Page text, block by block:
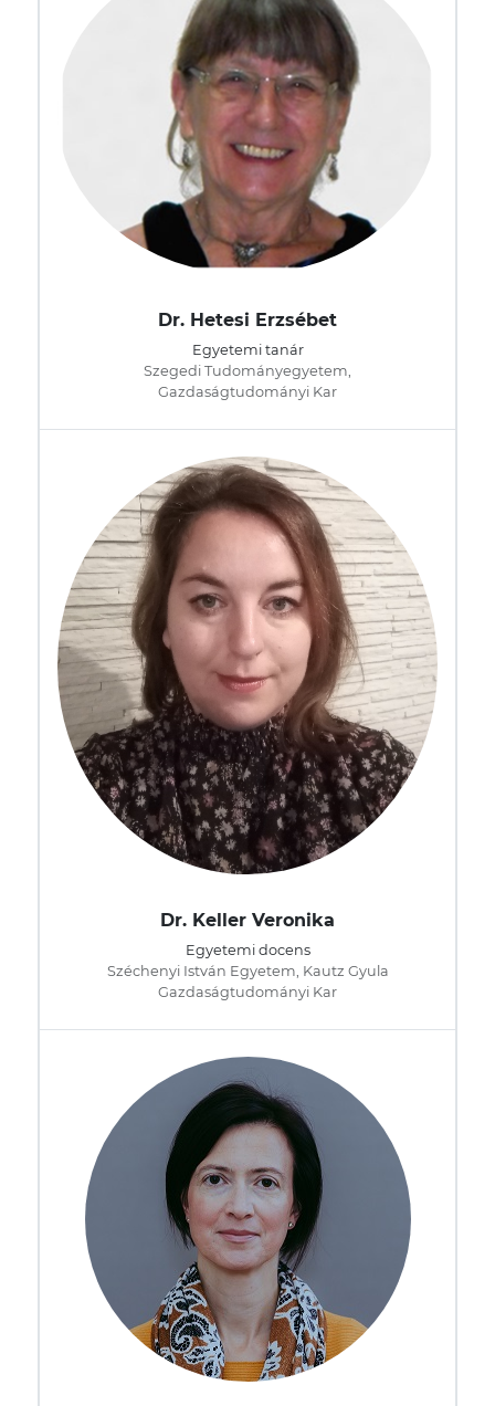
Dr. Hetesi Erzsébet
Egyetemi tanár
Szegedi Tudományegyetem,
Gazdaságtudományi Kar
Dr. Keller Veronika
Egyetemi docens
Széchenyi István Egyetem, Kautz Gyula
Gazdaságtudományi Kar